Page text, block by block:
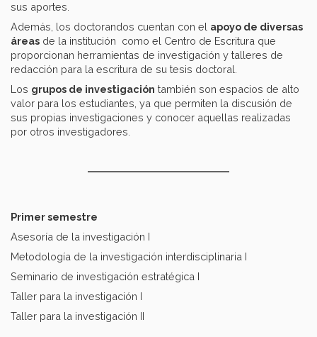
sus aportes.
Además, los doctorandos cuentan con el apoyo de diversas
áreas de la institución como el Centro de Escritura que
proporcionan herramientas de investigación y talleres de
redacción para la escritura de su tesis doctoral.
Los grupos de investigación también son espacios de alto
valor para los estudiantes, ya que permiten la discusión de
sus propias investigaciones y conocer aquellas realizadas
por otros investigadores.
Primer semestre
Asesoría de la investigación I
Metodología de la investigación interdisciplinaria I
Seminario de investigación estratégica I
Taller para la investigación I
Taller para la investigación II